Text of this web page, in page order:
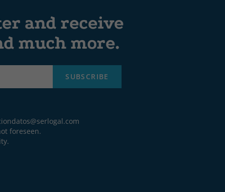
and receive
much more.
SUBSCRIBE
foreseen.